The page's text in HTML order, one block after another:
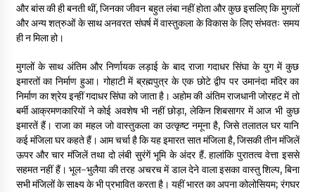
और बांस की ही बनती थीं, जिनका जीवन बहुत लंबा नहीं होता और कुछ इसलिए कि मुगलों
और अन्य शत्रुओं के साथ अनवरत संघर्ष में वास्तुकला के विकास के लिए संभवतः समय
ही न मिला हो।
मुगलों के साथ अंतिम और निर्णायक लड़ाई के बाद राजा गदाधर सिंघा के युग में कुछ
इमारतों का निर्माण हुआ। गोहाटी में ब्रह्मपुत्र के एक छोटे द्वीप पर उमानंदा मंदिर का
निर्माण का श्रेय इन्हीं गदाधर सिंघा को जाता है। अहोम की अंतिम राजधानी जोरहट में तो
बर्मी आक्रमणकारियों ने कोई अवशेष भी नहीं छोड़ा, लेकिन शिबसागर में आज भी कुछ
इमारतें हैं। राजा का महल जो वास्तुकला का उत्कृष्ट नमूना है, जिसे तलातल घर यानि
कई मंजिला घर कहते हैं। आम चर्चा है कि यह इमारत सात मंजिला है, जिसकी तीन मंजिलें
ऊपर और चार मंजिलें तथा दो लंबी सुरंगें भूमि के अंदर हैं. हालांकि पुरातत्व वेत्ता इससे
सहमत नहीं हैं। भूल-भुलैया की तरह अचरच में डाल देने वाला इसका वास्तु शिल्प, बिना
सभी मंजिलों के साक्ष्य के भी प्रभावित करता है। यहीं भारत का अपना कोलोसियम; रंगघर